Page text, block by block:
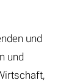
und
und